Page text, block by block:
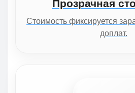
Прозрачная
Стоимость фиксируется
доплат.